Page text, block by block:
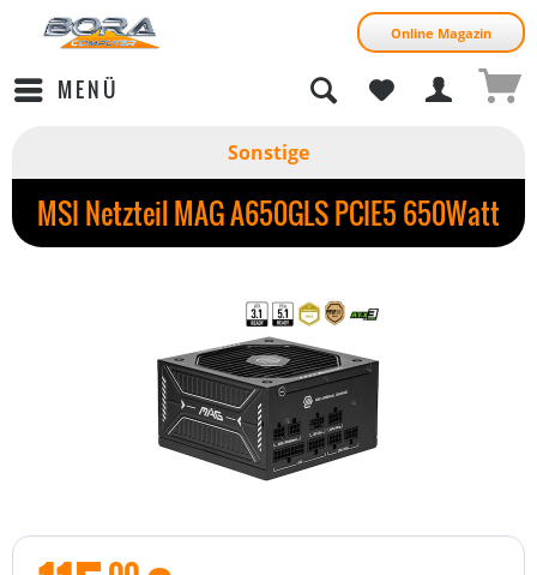
Online Magazin
MENÜ
Sonstige
MSI Netzteil MAG A650GLS PCIE5 650Watt